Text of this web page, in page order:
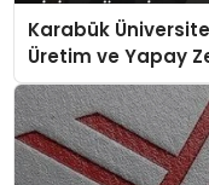
Karabük
Üretim ve Yapay